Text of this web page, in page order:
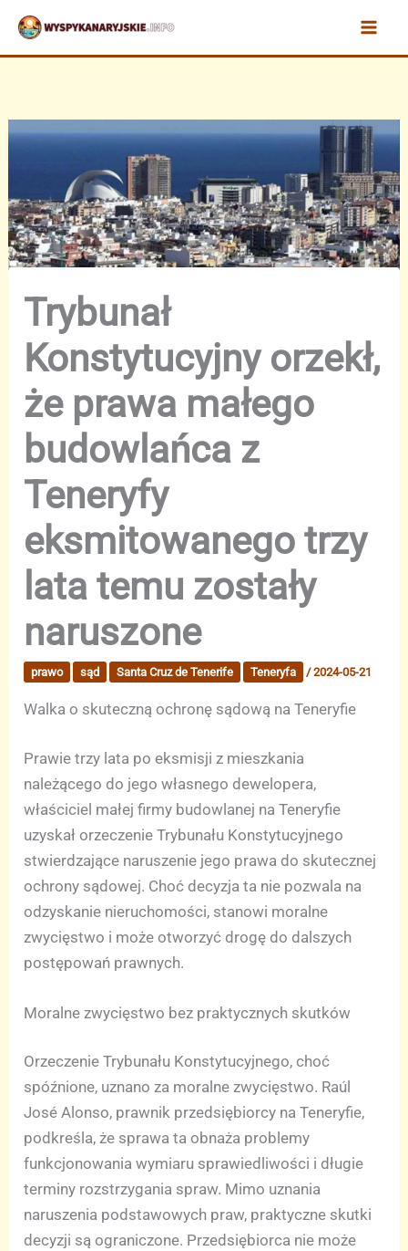
Przejdź
treści
Trybunał
Konstytucyjny orzekł,
że prawa małego
budowlańca z
Teneryfy
eksmitowanego trzy
lata temu zostały
naruszone
prawo sąd Santa Cruz de Tenerife Teneryfa /2024-05-21
Walka o skuteczną ochronę sądową na Teneryfie
Prawie trzy lata po eksmisji z mieszkania
należącego do jego własnego dewelopera,
właściciel małej firmy budowlanej na Teneryfie
uzyskał orzeczenie Trybunału Konstytucyjnego
stwierdzające naruszenie jego prawa do skutecznej
ochrony sądowej. Choć decyzja ta nie pozwala na
odzyskanie nieruchomości, stanowi moralne
zwycięstwo i może otworzyć drogę do dalszych
postępowań prawnych.
Moralne zwycięstwo bez praktycznych skutków
Orzeczenie Trybunału Konstytucyjnego, choć
spóźnione, uznano za moralne zwycięstwo. Raúl
José Alonso, prawnik przedsiębiorcy na Teneryfie,
podkreśla, że sprawa ta obnaża problemy
funkcjonowania wymiaru sprawiedliwości i długie
terminy rozstrzygania spraw. Mimo uznania
naruszenia podstawowych praw, praktyczne skutki
decyzji są ograniczone. Przedsiębiorca nie może